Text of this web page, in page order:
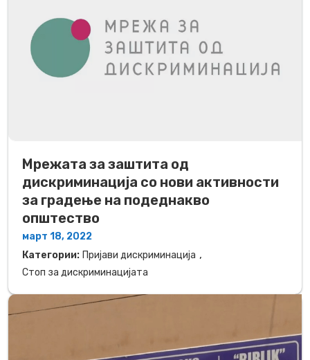
Мрежата за заштита од
дискриминација со нови активности
за градење на подеднакво
општество
март 18, 2022
Категории: Пријави дискриминација ,
Стоп за дискриминацијата